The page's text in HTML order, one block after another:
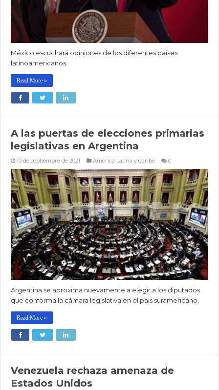
México escuchará opiniones de los diferentes países
latinoamericanos.
Read More »
A las puertas de elecciones primarias
legislativas en Argentina
10 de septiembre de 2021 América Latina y Caribe 0
Argentina se aproxima nuevamente a elegir a los diputados
que conforma la cámara legislativa en el país suramericano.
Read More »
Venezuela rechaza amenaza de
Estados Unidos